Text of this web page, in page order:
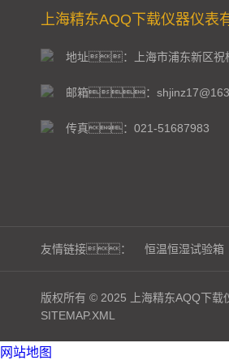
上海精东AQQ下载仪器仪表
地址：上海市浦东新区祝
邮箱：
传真：021-51687983
友情链接： 恒温恒湿试验箱
版权所有 © 2025 上海精东AQQ下
SITEMAP.XML
网站地图